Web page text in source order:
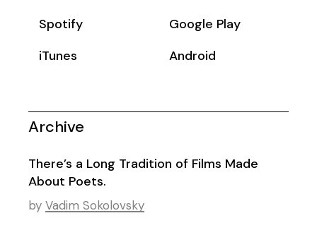
Spotify
Google Play
iTunes
Android
Archive
There’s a Long Tradition of Films Made
About Poets.
by Vadim Sokolovsky